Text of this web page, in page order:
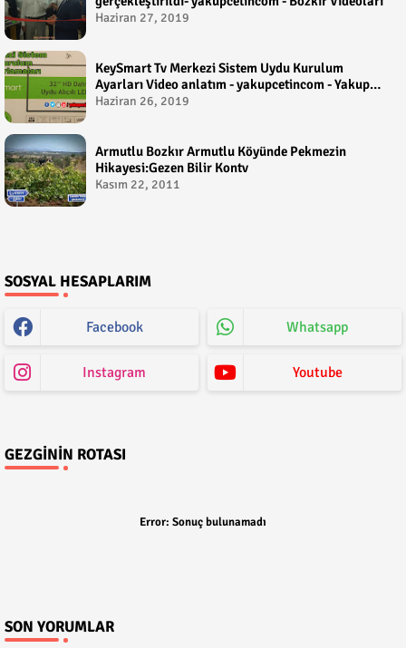
Haziran 27, 2019
KeySmart Tv Merkezi Sistem Uydu Kurulum
Ayarları Video anlatım - yakupcetincom - Yakup
Çetin
Haziran 26, 2019
Armutlu Bozkır Armutlu Köyünde Pekmezin
Hikayesi:Gezen Bilir Kontv
Kasım 22, 2011
SOSYAL HESAPLARIM
Facebook Whatsapp
Instagram Youtube
GEZGININ ROTASI
Error: Sonuç bulunamadı
SON YORUMLAR